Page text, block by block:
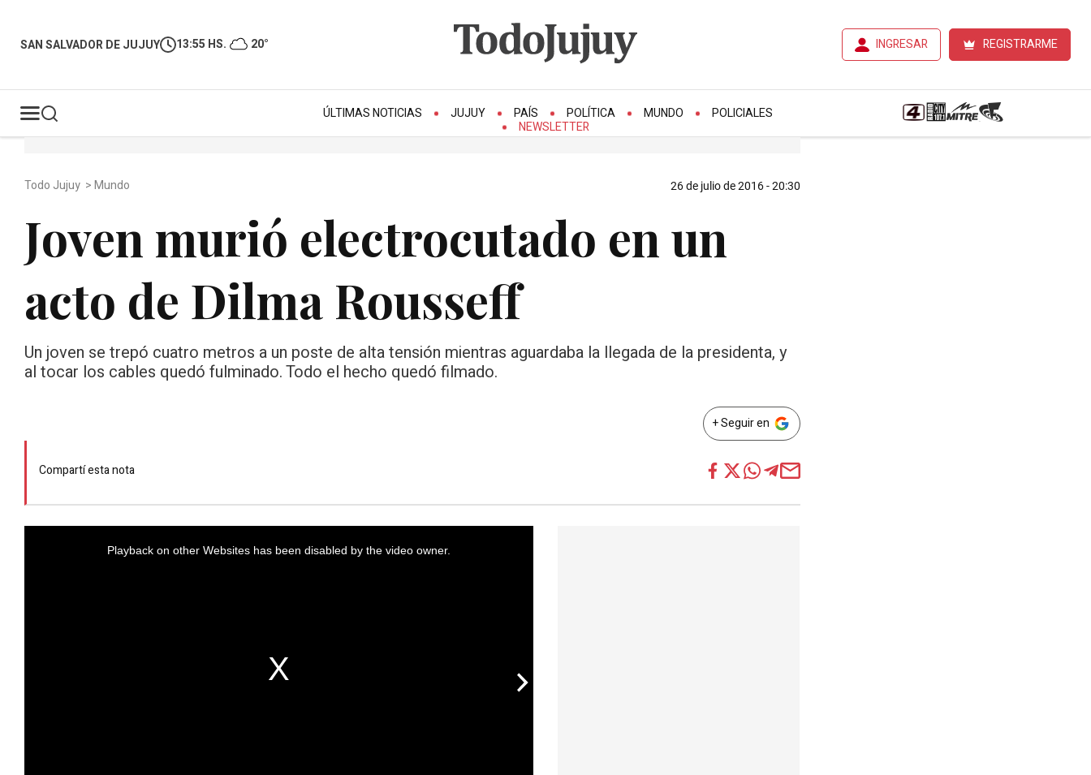
SAN SALVADOR DE JUJUY 13:55 HS. 20° INGRESAR REGISTRARME
ÚLTIMAS NOTICIAS JUJUY PAÍS POLÍTICA MUNDO
POLICIALES
NEWSLETTER
Todo Jujuy >Mundo 26 de julio de 2016 - 20:30
Joven murió electrocutado en un
acto de Dilma Rousseff
Un joven se trepó cuatro metros a un poste de alta tensión mientras aguardaba la llegada de la presidenta, y
al tocar los cables quedó fulminado. Todo el hecho quedó filmado.
+ Seguir en
Compartí esta nota
Playback on other Websites has been disabled by the video owner.